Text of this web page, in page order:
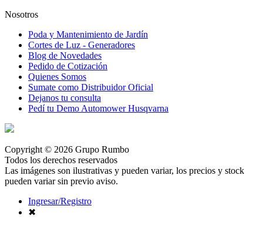
Nosotros
Poda y Mantenimiento de Jardín
Cortes de Luz - Generadores
Blog de Novedades
Pedido de Cotización
Quienes Somos
Sumate como Distribuidor Oficial
Dejanos tu consulta
Pedí tu Demo Automower Husqvarna
Copyright © 2026 Grupo Rumbo
Todos los derechos reservados
Las imágenes son ilustrativas y pueden variar, los precios y stock
pueden variar sin previo aviso.
Ingresar/Registro
✖